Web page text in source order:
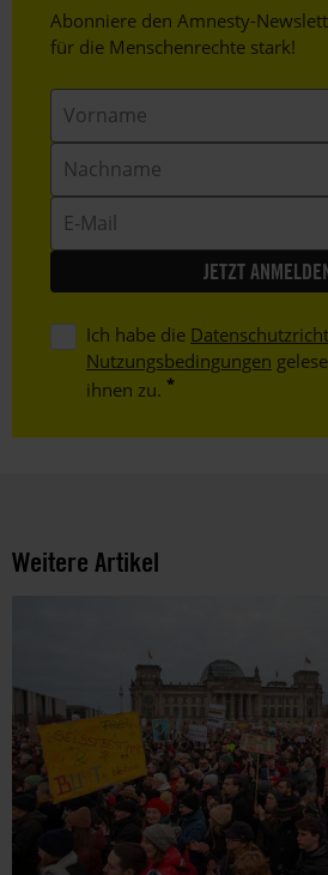
Header
Text
Abonniere den Amnesty-
für die Menschenrechte stark!
Mail
Ich habe die
Nutzungsbedingungen
ihnen zu.
Weitere Artikel